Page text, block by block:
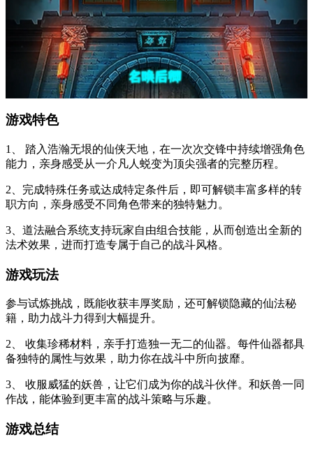
游戏特色
1、 踏入浩瀚无垠的仙侠天地，在一次次交锋中持续增强角色
能力，亲身感受从一介凡人蜕变为顶尖强者的完整历程。
2、完成特殊任务或达成特定条件后，即可解锁丰富多样的转
职方向，亲身感受不同角色带来的独特魅力。
3、道法融合系统支持玩家自由组合技能，从而创造出全新的
法术效果，进而打造专属于自己的战斗风格。
游戏玩法
参与试炼挑战，既能收获丰厚奖励，还可解锁隐藏的仙法秘
籍，助力战斗力得到大幅提升。
2、 收集珍稀材料，亲手打造独一无二的仙器。每件仙器都具
备独特的属性与效果，助力你在战斗中所向披靡。
3、 收服威猛的妖兽，让它们成为你的战斗伙伴。和妖兽一同
作战，能体验到更丰富的战斗策略与乐趣。
游戏总结